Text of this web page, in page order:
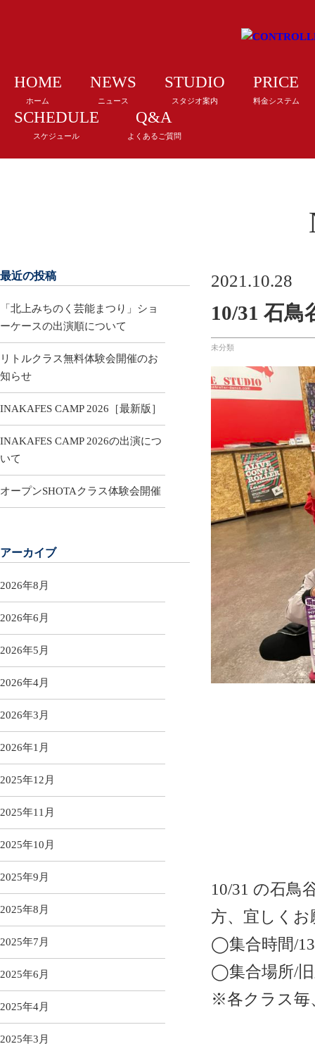
HOME
ホーム
NEWS
ニュース
STUDIO
スタジオ案内
PRICE
料金システム
SCHEDULE
スケジュール
Q&A
よくあるご質問
2021.10.28
10/31 石
未分類
10/31 の石鳥
方、宜しく
◯集合時間/
◯集合場所/
※各クラス毎
最近の投稿
「北上みちのく芸能まつり」ショ
ーケースの出演順について
リトルクラス無料体験会開催のお
知らせ
INAKAFES CAMP 2026［最新版］
INAKAFES CAMP 2026の出演につ
いて
オープンSHOTAクラス体験会開催
アーカイブ
2026年8月
2026年6月
2026年5月
2026年4月
2026年3月
2026年1月
2025年12月
2025年11月
2025年10月
2025年9月
2025年8月
2025年7月
2025年6月
2025年4月
2025年3月